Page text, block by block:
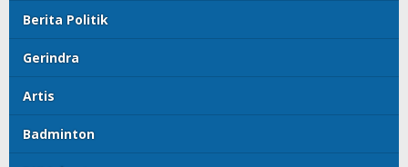
Berita Politik
Gerindra
Artis
Badminton